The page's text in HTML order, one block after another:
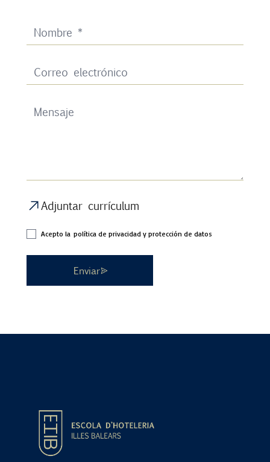
Adjuntar currículum
Acepto la política de privacidad y protección de datos
Enviar